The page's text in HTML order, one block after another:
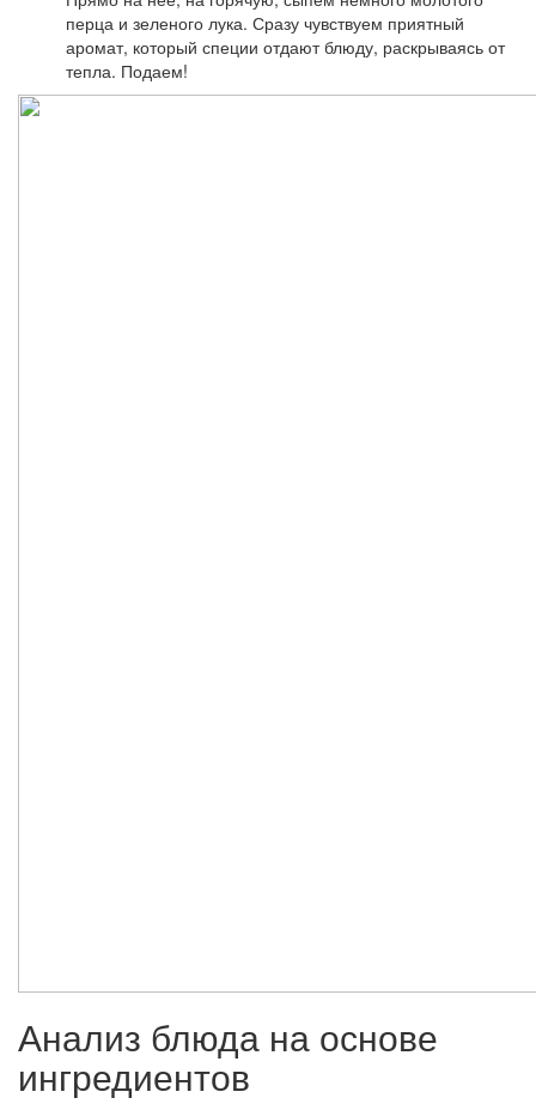
перца и зеленого лука. Сразу чувствуем приятный
аромат, который специи отдают блюду, раскрываясь от
тепла. Подаем!
Анализ блюда на основе
ингредиентов